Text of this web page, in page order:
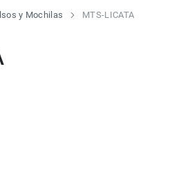
y Mochilas MTS-LICATA